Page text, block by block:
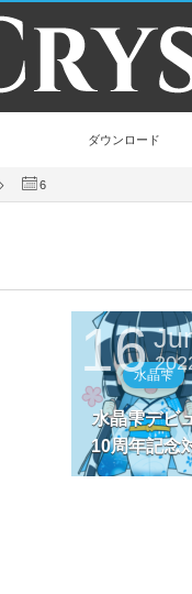
ダウンロード
6
水晶雫
水晶雫デビ
10周年記念
16